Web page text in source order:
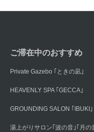
ご滞在中のおすすめ
Private Gazebo ｢ときの凪｣
HEAVENLY SPA ｢GECCA｣
GROUNDING SALON ｢IBUKI｣
湯上がりサロン｢波の音｣｢月の